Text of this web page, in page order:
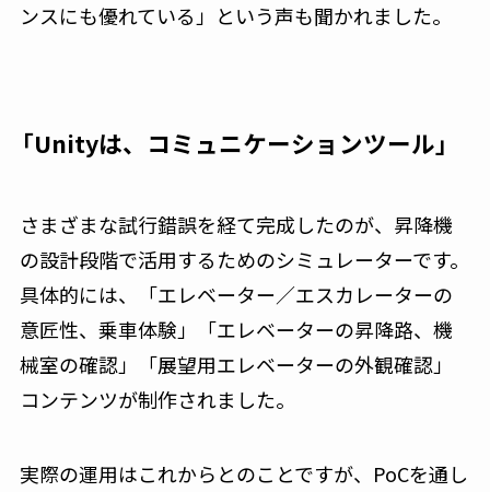
ンスにも優れている」という声も聞かれました。
「Unityは、コミュニケーションツール」
さまざまな試行錯誤を経て完成したのが、昇降機
の設計段階で活用するためのシミュレーターです。
具体的には、「エレベーター／エスカレーターの
意匠性、乗車体験」「エレベーターの昇降路、機
械室の確認」「展望用エレベーターの外観確認」
コンテンツが制作されました。
実際の運用はこれからとのことですが、PoCを通し